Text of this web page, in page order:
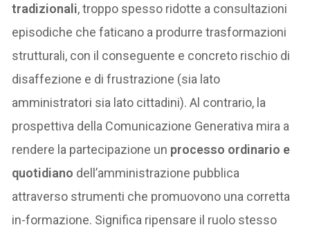
tradizionali, troppo spesso ridotte a consultazioni
episodiche che faticano a produrre trasformazioni
strutturali, con il conseguente e concreto rischio di
disaffezione e di frustrazione (sia lato
amministratori sia lato cittadini). Al contrario, la
prospettiva della Comunicazione Generativa mira a
rendere la partecipazione un processo ordinario e
quotidiano dell’amministrazione pubblica
attraverso strumenti che promuovono una corretta
in-formazione. Significa ripensare il ruolo stesso